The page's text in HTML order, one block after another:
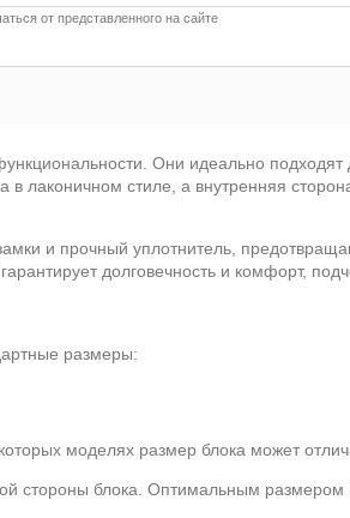
от представленного на сайте
Они идеально подходят
стиле, а внутренняя
и прочный уплотнитель,
гарантирует долговечность и комфорт,
размеры:
моделях размер блока может
стороны блока. Оптимальным размером